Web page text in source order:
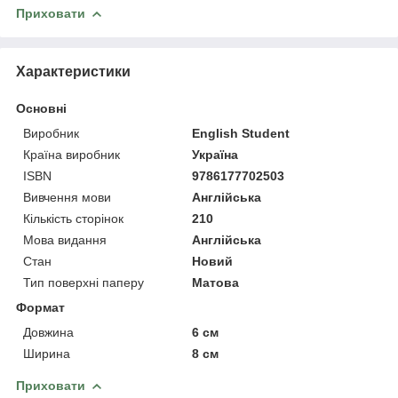
Приховати
Характеристики
Основні
Виробник
English Student
Країна виробник
Україна
ISBN
9786177702503
Вивчення мови
Англійська
Кількість сторінок
210
Мова видання
Англійська
Стан
Новий
Тип поверхні паперу
Матова
Формат
Довжина
6 см
Ширина
8 см
Приховати